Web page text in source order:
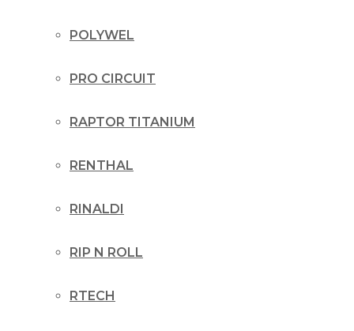
POLYWEL
PRO CIRCUIT
RAPTOR TITANIUM
RENTHAL
RINALDI
RIP N ROLL
RTECH